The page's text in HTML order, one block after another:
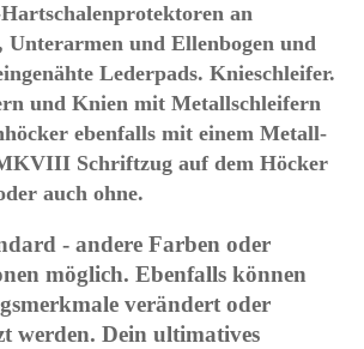
an
Unterarmen und Ellenbogen und
Lederpads. Knieschleifer.
und Knien mit Metallschleifern
ebenfalls mit einem Metall-
Schriftzug auf dem Höcker
auch ohne.
- andere Farben oder
möglich. Ebenfalls können
verändert oder
werden. Dein ultimatives